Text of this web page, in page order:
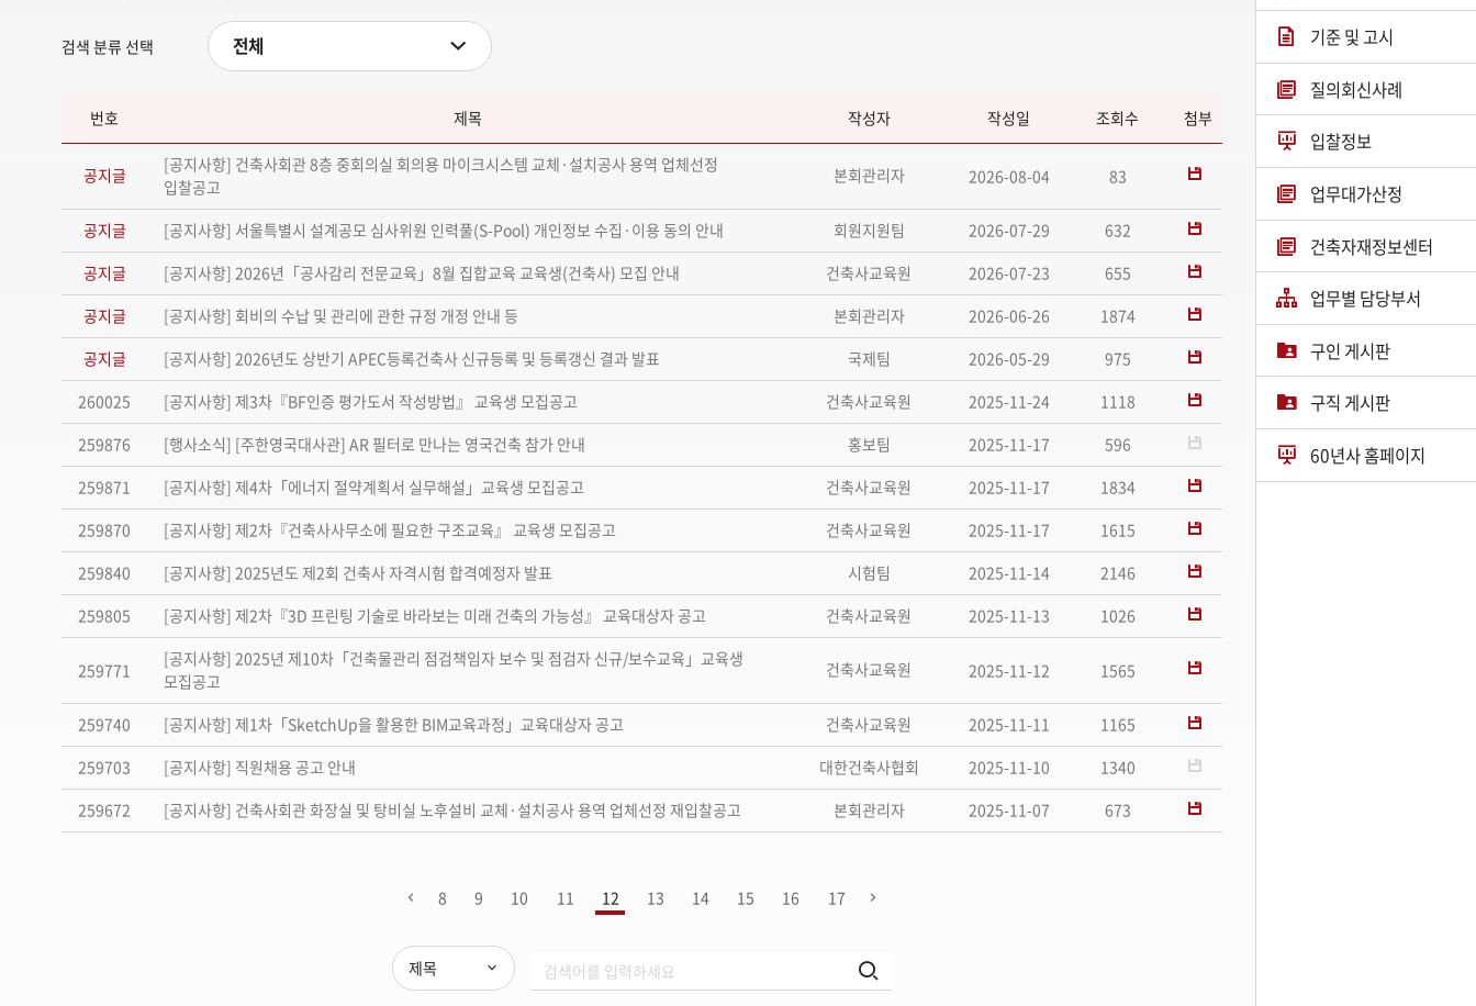
기준 및 고시
질의회신사례
입찰정보
업무대가산정
건축자재정보센터
업무별 담당부서
구인 게시판
구직 게시판
60년사 홈페이지
검색 분류 선택 전체
번호 제목 작성자 작성일 조회수 첨부
공지글
[공지사항] 건축사회관 8층 중회의실 회의용 마이크시스템 교체·설치공사 용역 업체선정
입찰공고
본회관리자 2026-08-04 83
공지글 [공지사항] 서울특별시 설계공모 심사위원 인력풀(S-Pool) 개인정보 수집·이용 동의 안내 회원지원팀 2026-07-29
632
공지글
[공지사항] 2026년「공사감리 전문교육」8월 집합교육 교육생(건축사) 모집 안내 건축사교육원 2026-07-23
655
공지글
[공지사항] 회비의 수납 및 관리에 관한 규정 개정 안내 등 본회관리자 2026-06-26
1874
공지글
[공지사항] 2026년도 상반기 APEC등록건축사 신규등록 및 등록갱신 결과 발표 국제팀 2026-05-29
975
260025
[공지사항] 제3차『BF인증 평가도서 작성방법』 교육생 모집공고 건축사교육원 2025-11-24
1118
259876
[행사소식] [주한영국대사관] AR 필터로 만나는 영국건축 참가 안내 홍보팀 2025-11-17
596
259871
[공지사항] 제4차「에너지 절약계획서 실무해설」교육생 모집공고 건축사교육원 2025-11-17
1834
259870
[공지사항] 제2차『건축사사무소에 필요한 구조교육』 교육생 모집공고 건축사교육원 2025-11-17
1615
259840
[공지사항] 2025년도 제2회 건축사 자격시험 합격예정자 발표 시험팀 2025-11-14
2146
259805
[공지사항] 제2차『3D 프린팅 기술로 바라보는 미래 건축의 가능성』 교육대상자 공고 건축사교육원 2025-11-13 1026
259771
[공지사항] 2025년 제10차「건축물관리 점검책임자 보수 및 점검자 신규/보수교육」교육생
모집공고
건축사교육원 2025-11-12 1565
259740 [공지사항] 제1차「SketchUp을 활용한 BIM교육과정」교육대상자 공고 건축사교육원 2025-11-11
1165
259703
[공지사항] 직원채용 공고 안내 대한건축사협회 2025-11-10
1340
259672
[공지사항] 건축사회관 화장실 및 탕비실 노후설비 교체·설치공사 용역 업체선정 재입찰공고 본회관리자 2025-11-07 673
8 9 10 11 12 13 14 15 16 17
제목